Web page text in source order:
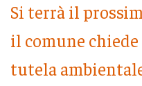
Si terrà il
il comune
tutela